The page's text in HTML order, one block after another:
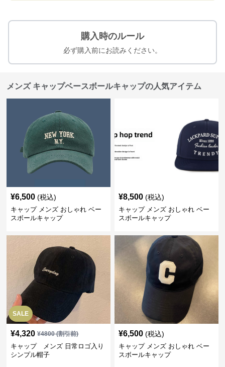
購入時のルール
必ず購入前にお読みください。
メンズ キャップベースボールキャップの人気アイテム
¥6,500 (税込)
キャップ メンズ おしゃれ ベー
スボールキャップ
¥8,500 (税込)
キャップ メンズ おしゃれ ベー
スボールキャップ
SALE
¥4,320 ¥4800(割引前)
キャップ メンズ 日常ロゴ入り
シンプル帽子
¥6,500 (税込)
キャップ メンズ おしゃれ ベー
スボールキャップ